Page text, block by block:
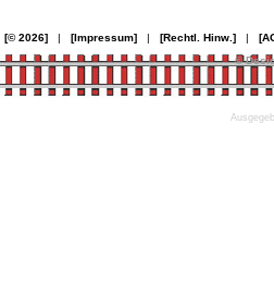
[© 2026]| [Impressum]| [Rechtl. Hinw.]|
©